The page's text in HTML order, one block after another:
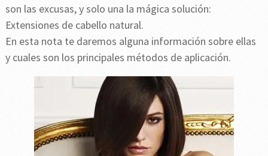
son las excusas, y solo una la mágica solución:
Extensiones de cabello natural.
En esta nota te daremos alguna información sobre ellas
y cuales son los principales métodos de aplicación.